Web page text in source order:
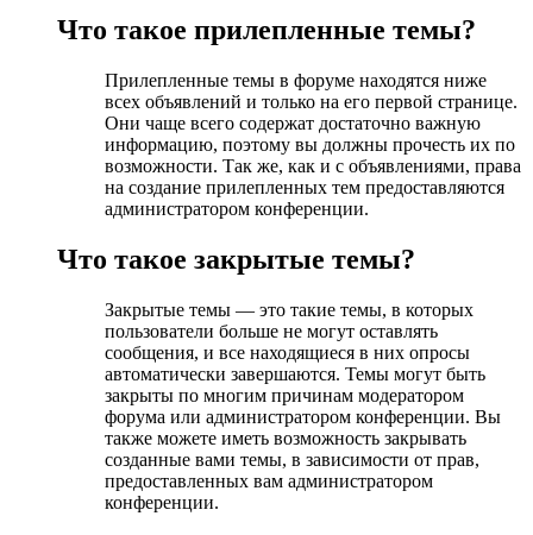
Что такое прилепленные темы?
Прилепленные темы в форуме находятся ниже
всех объявлений и только на его первой странице.
Они чаще всего содержат достаточно важную
информацию, поэтому вы должны прочесть их по
возможности. Так же, как и с объявлениями, права
на создание прилепленных тем предоставляются
администратором конференции.
Что такое закрытые темы?
Закрытые темы — это такие темы, в которых
пользователи больше не могут оставлять
сообщения, и все находящиеся в них опросы
автоматически завершаются. Темы могут быть
закрыты по многим причинам модератором
форума или администратором конференции. Вы
также можете иметь возможность закрывать
созданные вами темы, в зависимости от прав,
предоставленных вам администратором
конференции.